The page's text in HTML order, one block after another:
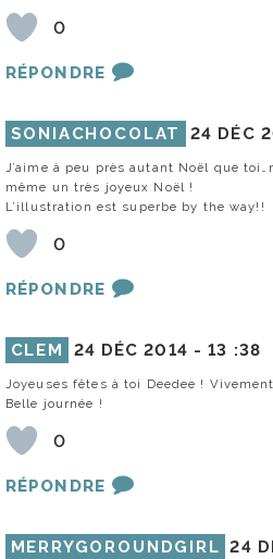
0
RÉPONDRE
SONIACHOCOLAT 24 DÉC
J’aime à peu près autant Noël que
même un très joyeux Noël !
L’illustration est superbe by the way!!
0
RÉPONDRE
CLEM 24 DÉC 2014 -13 :38
Joyeuses fêtes à toi Deedee !
Belle journée !
0
RÉPONDRE
MERRYGOROUNDGIRL 24